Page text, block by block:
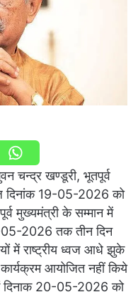
चन्द्र खण्डूरी, भूतपूर्व
दिनांक 19-05-2026 को
मुख्यमंत्री के सम्मान में
2026 तक तीन दिन
में राष्ट्रीय ध्वज आधे झुके
आयोजित नहीं किये
दिनाक 20-05-2026 को